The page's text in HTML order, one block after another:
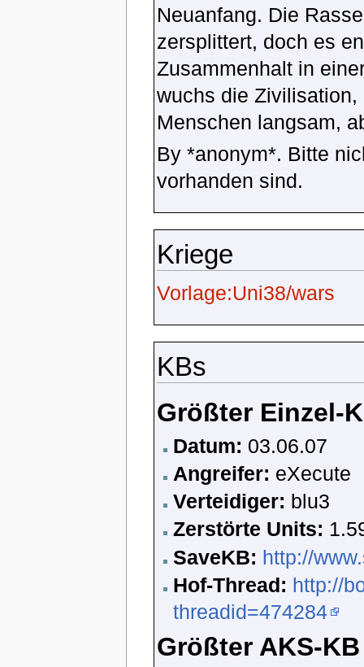
Neuanfang. Die
zersplittert, doch es
Zusammenhalt in
wuchs die
Menschen langsam,
By *anonym*. Bitte
vorhanden sind.
Kriege
Vorlage:Uni38/wars
KBs
Größter Einzel-
Datum: 03.06.07
Angreifer: eXecute
Verteidiger: blu3
Zerstörte Units:
SaveKB: http://
Hof-Thread: http://
threadid=474284
Größter AKS-KB